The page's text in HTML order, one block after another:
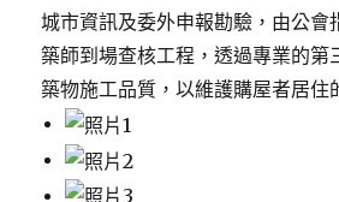
城市資訊及委外申報勘驗，由公會
築師到場查核工程，透過專業的第
築物施工品質，以維護購屋者居住